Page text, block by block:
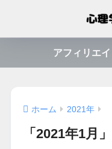
アフィリエ
ホーム 2021年
「2021年1月